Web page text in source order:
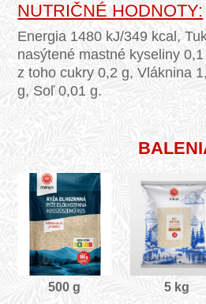
NUTRIČNÉ HODNOTY:
Energia 1480 kJ/349 kcal,
nasýtené mastné kyseliny
z toho cukry 0,2 g, Vláknina
g, Soľ 0,01 g.
500 g 5 kg